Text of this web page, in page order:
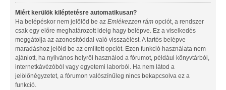
Miért kerülök kiléptetésre automatikusan?
Ha belépéskor nem jelölöd be az Emlékezzen rám opciót, a rendszer
csak egy előre meghatározott ideig hagy belépve. Ez a viselkedés
meggátolja az azonosítóddal való visszaélést. A tartós belépve
maradáshoz jelöld be az említett opciót. Ezen funkció használata nem
ajánlott, ha nyilvános helyről használod a fórumot, például könyvtárból,
internetkávézóból vagy egyetemi laborból. Ha nem látod a
jelölőnégyzetet, a fórumon valószínűleg nincs bekapcsolva ez a
funkció.